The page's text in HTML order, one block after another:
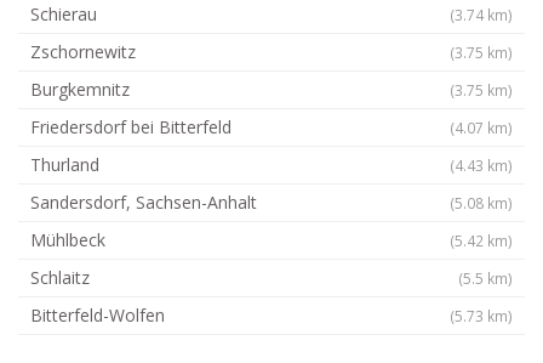
Schierau (3.74 km)
Zschornewitz (3.75 km)
Burgkemnitz (3.75 km)
Friedersdorf bei Bitterfeld (4.07 km)
Thurland (4.43 km)
Sandersdorf, Sachsen-Anhalt (5.08 km)
Mühlbeck (5.42 km)
Schlaitz (5.5 km)
Bitterfeld-Wolfen (5.73 km)